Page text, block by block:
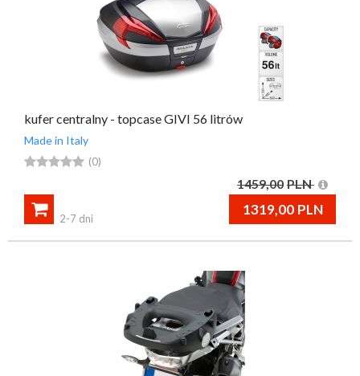
kufer centralny - topcase GIVI 56 litrów
Made in Italy
 (0)
1459,00 PLN
1319,00 PLN

2-7 dni